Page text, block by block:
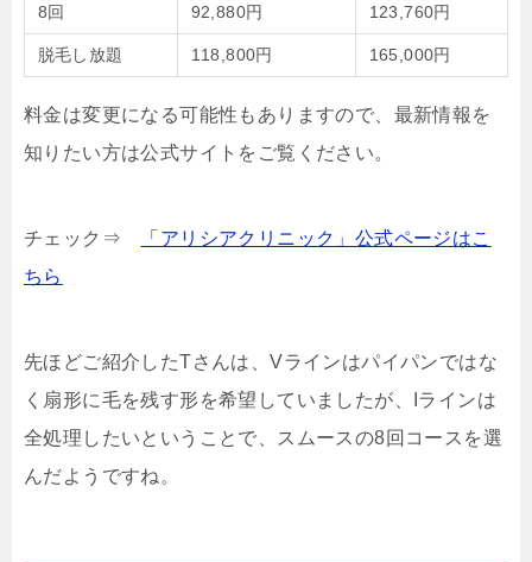
8回 92,880円 123,760円
脱毛し放題 118,800円 165,000円
料金は変更になる可能性もありますので、最新情報を
知りたい方は公式サイトをご覧ください。
チェック⇒
「アリシアクリニック」公式ページはこ
ちら
先ほどご紹介したTさんは、Vラインはパイパンではな
く扇形に毛を残す形を希望していましたが、Iラインは
全処理したいということで、スムースの8回コースを選
んだようですね。